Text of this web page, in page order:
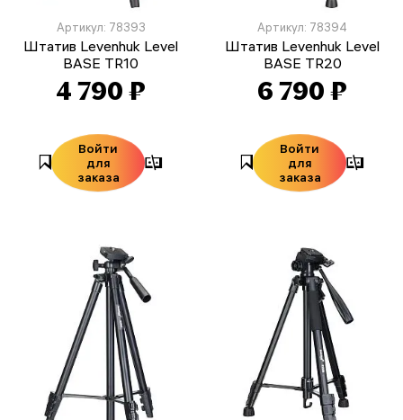
Артикул: 78393
Штатив Levenhuk Level
BASE TR10
4 790 ₽
Войти
для
заказа
Артикул: 78394
Штатив Levenhuk Level
BASE TR20
6 790 ₽
Войти
для
заказа